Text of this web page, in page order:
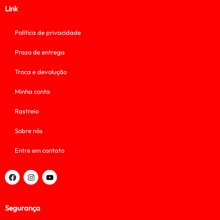
Link
Política de privacidade
Prazo de entrega
Troca e devolução
Minha conta
Rastreio
Sobre nós
Entre em contato
Segurança